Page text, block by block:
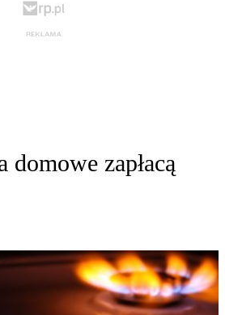
domowe zapłacą